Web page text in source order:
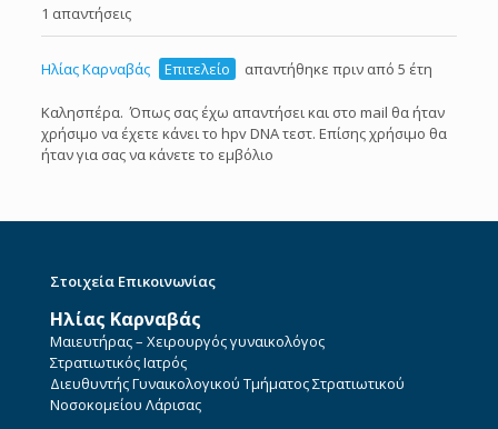
1 απαντήσεις
Ηλίας Καρναβάς Επιτελείο απαντήθηκε πριν από 5 έτη
Καλησπέρα. Όπως σας έχω απαντήσει και στο mail θα ήταν
χρήσιμο να έχετε κάνει το hpv DNA τεστ. Επίσης χρήσιμο θα
ήταν για σας να κάνετε το εμβόλιο
Στοιχεία Επικοινωνίας
Ηλίας Καρναβάς
Μαιευτήρας – Χειρουργός γυναικολόγος
Στρατιωτικός Ιατρός
Διευθυντής Γυναικολογικού Τμήματος Στρατιωτικού
Νοσοκομείου Λάρισας